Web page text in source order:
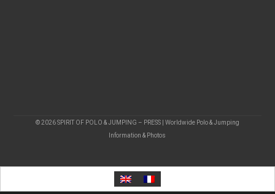
© 2026 SPIRIT OF POLO & JUMPING – PRESS | Worldwide Polo & Jumping
Information & Photos